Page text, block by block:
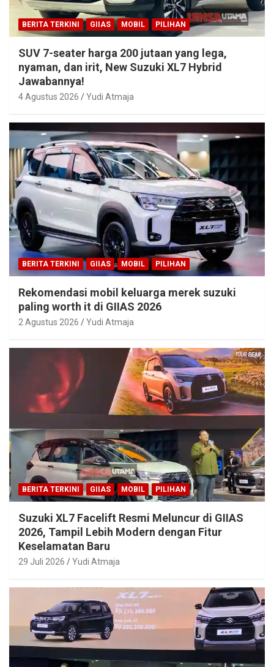
BERITA TERKINI GIIAS MOBIL PILIHAN
SUV 7-seater harga 200 jutaan yang lega,
nyaman, dan irit, New Suzuki XL7 Hybrid
Jawabannya!
4 Agustus 2026 Yudi Atmaja
BERITA TERKINI GIIAS MOBIL PILIHAN
Rekomendasi mobil keluarga merek suzuki
paling worth it di GIIAS 2026
2 Agustus 2026 Yudi Atmaja
BERITA TERKINI GIIAS MOBIL PILIHAN
Suzuki XL7 Facelift Resmi Meluncur di GIIAS
2026, Tampil Lebih Modern dengan Fitur
Keselamatan Baru
29 Juli 2026 Yudi Atmaja